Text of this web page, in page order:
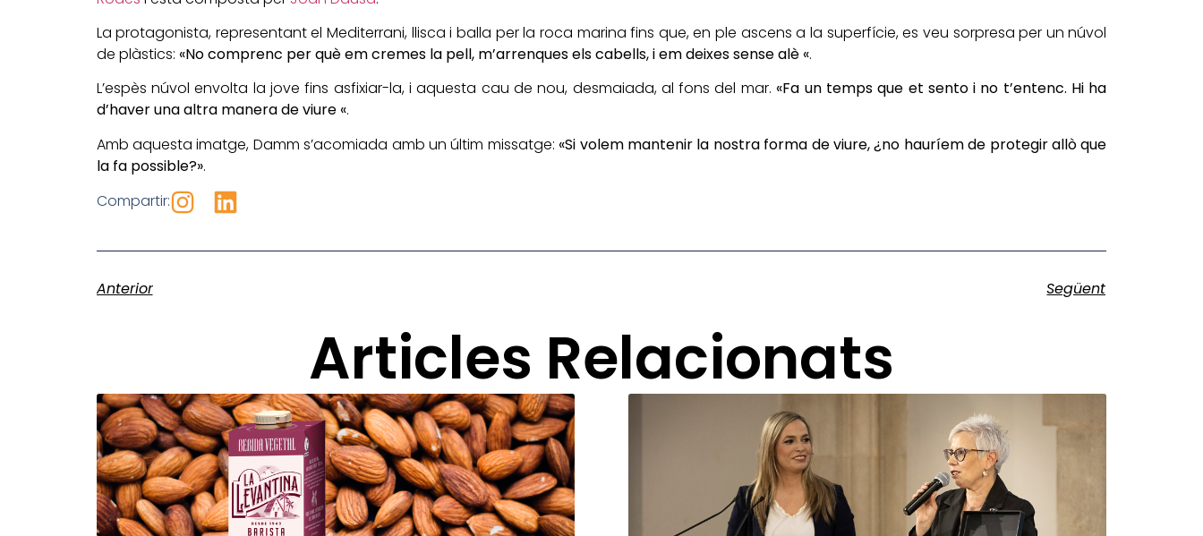
La protagonista, representant el Mediterrani, llisca i balla per la roca marina fins que, en ple ascens a la superfície, es veu sorpresa per un núvol
de plàstics: «No comprenc per què em cremes la pell, m’arrenques els cabells, i em deixes sense alè «.
L’espès núvol envolta la jove fins asfixiar-la, i aquesta cau de nou, desmaiada, al fons del mar. «Fa un temps que et sento i no t’entenc. Hi ha
d’haver una altra manera de viure «.
Amb aquesta imatge, Damm s’acomiada amb un últim missatge: «Si volem mantenir la nostra forma de viure, ¿no hauríem de protegir allò que
la fa possible?».
Compartir:
Anterior Següent
Articles Relacionats